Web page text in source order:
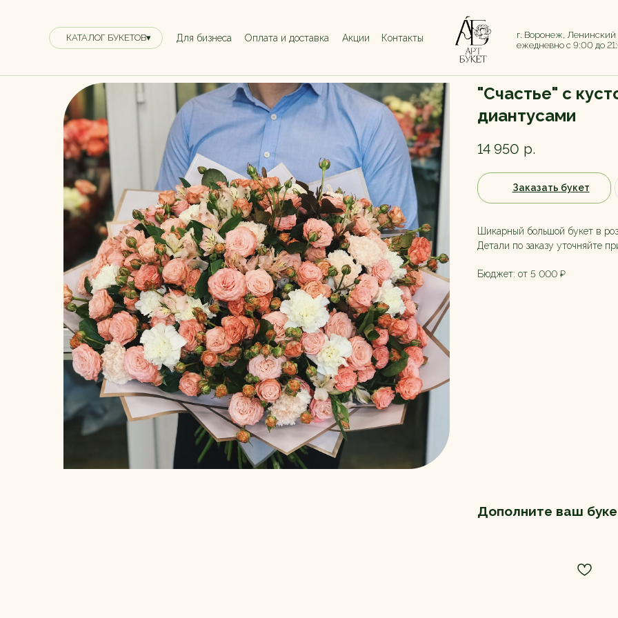
г. Воронеж, Ленинский
ежедневно с 9:00 до
КАТАЛОГ БУКЕТОВ▾ Для бизнеса Оплата и доставка Акции Контакты
"Счастье" с
диантусами
14 950 р.
Заказать букет
Шикарный большой букет в
Детали по заказу уточняйте
Бюджет: от 5 000 ₽
Дополните ваш